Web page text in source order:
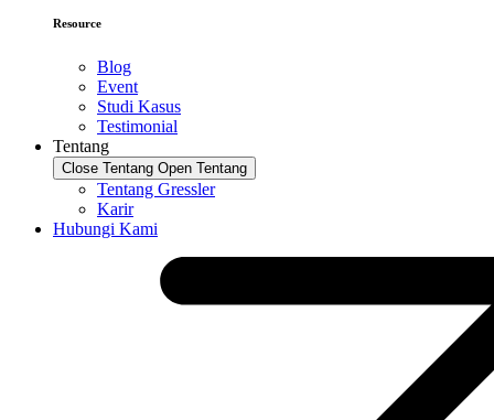
Resource
Blog
Event
Studi Kasus
Testimonial
Tentang
Close Tentang Open Tentang
Tentang Gressler
Karir
Hubungi Kami